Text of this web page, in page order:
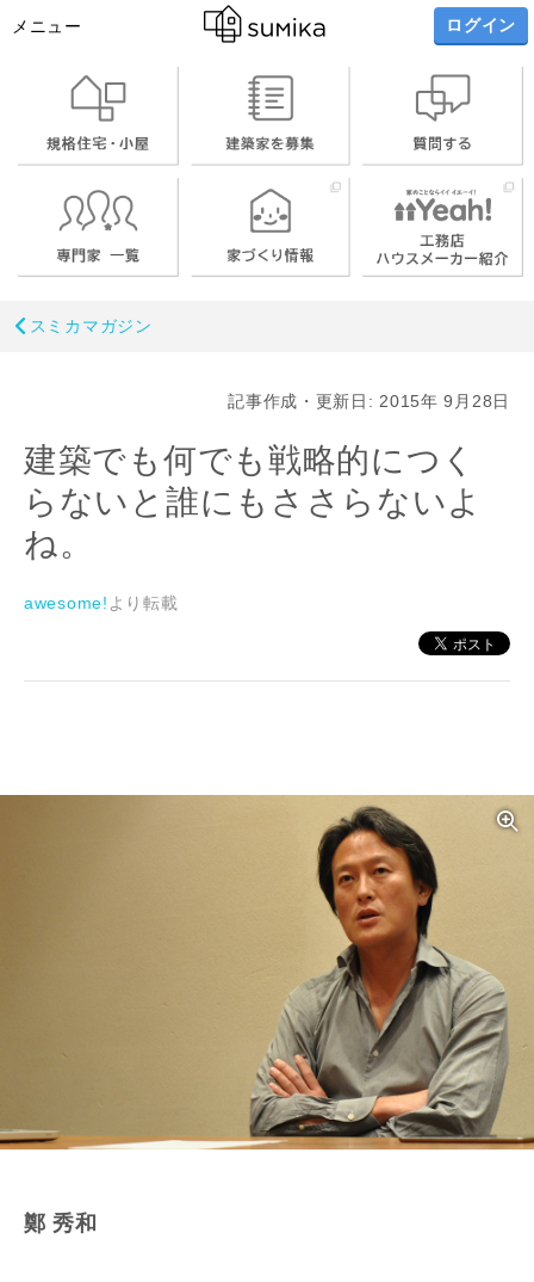
メニュー ログイン
スミカマガジン
記事作成・更新日: 2015年 9月28日
建築でも何でも戦略的につく
らないと誰にもささらないよ
ね。
awesome! より転載
鄭 秀和